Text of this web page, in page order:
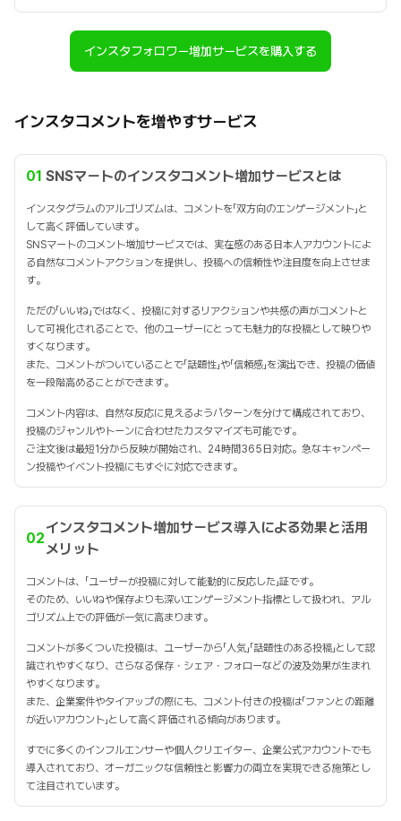
インスタフォロワー増加サービスを購入する
インスタコメントを増やすサービス
01 SNSマートのインスタコメント増加サービスとは
インスタグラムのアルゴリズムは、コメントを「双方向のエンゲージメント」と
して高く評価しています。
SNSマートのコメント増加サービスでは、実在感のある日本人アカウントによ
る自然なコメントアクションを提供し、投稿への信頼性や注目度を向上させま
す。
ただの「いいね」ではなく、投稿に対するリアクションや共感の声がコメントと
して可視化されることで、他のユーザーにとっても魅力的な投稿として映りや
すくなります。
また、コメントがついていることで「話題性」や「信頼感」を演出でき、投稿の価値
を一段階高めることができます。
コメント内容は、自然な反応に見えるようパターンを分けて構成されており、
投稿のジャンルやトーンに合わせたカスタマイズも可能です。
ご注文後は最短1分から反映が開始され、24時間365日対応。急なキャンペー
ン投稿やイベント投稿にもすぐに対応できます。
02
インスタコメント増加サービス導入による効果と活用
メリット
コメントは、「ユーザーが投稿に対して能動的に反応した」証です。
そのため、いいねや保存よりも深いエンゲージメント指標として扱われ、アル
ゴリズム上での評価が一気に高まります。
コメントが多くついた投稿は、ユーザーから「人気」「話題性のある投稿」として認
識されやすくなり、さらなる保存・シェア・フォローなどの波及効果が生まれ
やすくなります。
また、企業案件やタイアップの際にも、コメント付きの投稿は「ファンとの距離
が近いアカウント」として高く評価される傾向があります。
すでに多くのインフルエンサーや個人クリエイター、企業公式アカウントでも
導入されており、オーガニックな信頼性と影響力の両立を実現できる施策とし
て注目されています。